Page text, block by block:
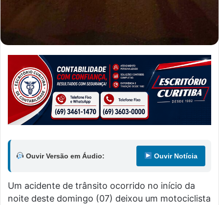
Ouvir Versão em Áudio: Ouvir Notícia
Um acidente de trânsito ocorrido no início da
noite deste domingo (07) deixou um motociclista